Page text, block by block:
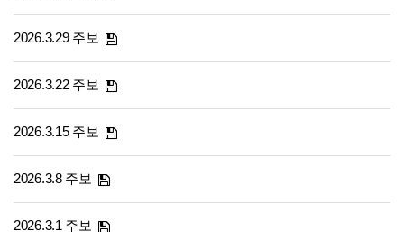
2026.3.29 주보
2026.3.22 주보
2026.3.15 주보
2026.3.8 주보
2026.3.1 주보